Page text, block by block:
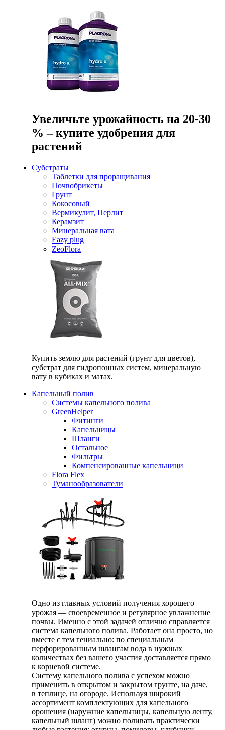
Увеличьте урожайность на 20-30
% – купите удобрения для
растений
Субстраты
Таблетки для проращивания
Почвобрикеты
Грунт
Кокосовый
Вермикулит, Перлит
Керамзит
Минеральная вата
Eazy plug
ZeoFlora
Купить землю для растений (грунт для цветов),
субстрат для гидропонных систем, минеральную
вату в кубиках и матах.
Капельный полив
Системы капельного полива
GreenHelper
Фитинги
Капельницы
Шланги
Остальное
Фильтры
Компенсированные капельници
Flora Flex
Туманообразователи
Одно из главных условий получения хорошего
урожая — своевременное и регулярное увлажнение
почвы. Именно с этой задачей отлично справляется
система капельного полива. Работает она просто, но
вместе с тем гениально: по специальным
перфорированным шлангам вода в нужных
количествах без вашего участия доставляется прямо
к корневой системе.
Систему капельного полива с успехом можно
применить в открытом и закрытом грунте, на даче,
в теплице, на огороде. Используя широкий
ассортимент комплектующих для капельного
орошения (наружние капельницы, капельную ленту,
капельный шланг) можно поливать практически